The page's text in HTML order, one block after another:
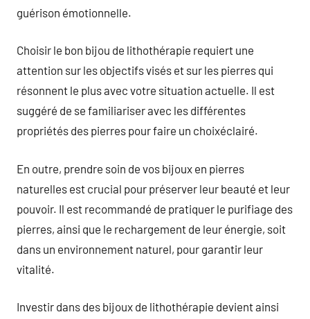
guérison émotionnelle.
Choisir le bon bijou de lithothérapie requiert une
attention sur les objectifs visés et sur les pierres qui
résonnent le plus avec votre situation actuelle. Il est
suggéré de se familiariser avec les différentes
propriétés des pierres pour faire un choixéclairé.
En outre, prendre soin de vos bijoux en pierres
naturelles est crucial pour préserver leur beauté et leur
pouvoir. Il est recommandé de pratiquer le purifiage des
pierres, ainsi que le rechargement de leur énergie, soit
dans un environnement naturel, pour garantir leur
vitalité.
Investir dans des bijoux de lithothérapie devient ainsi